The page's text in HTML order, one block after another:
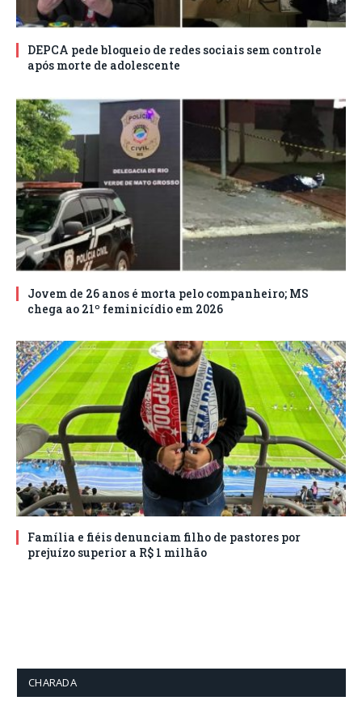
DEPCA pede bloqueio de redes sociais sem controle
após morte de adolescente
Jovem de 26 anos é morta pelo companheiro; MS
chega ao 21º feminicídio em 2026
Família e fiéis denunciam filho de pastores por
prejuízo superior a R$ 1 milhão
CHARADA